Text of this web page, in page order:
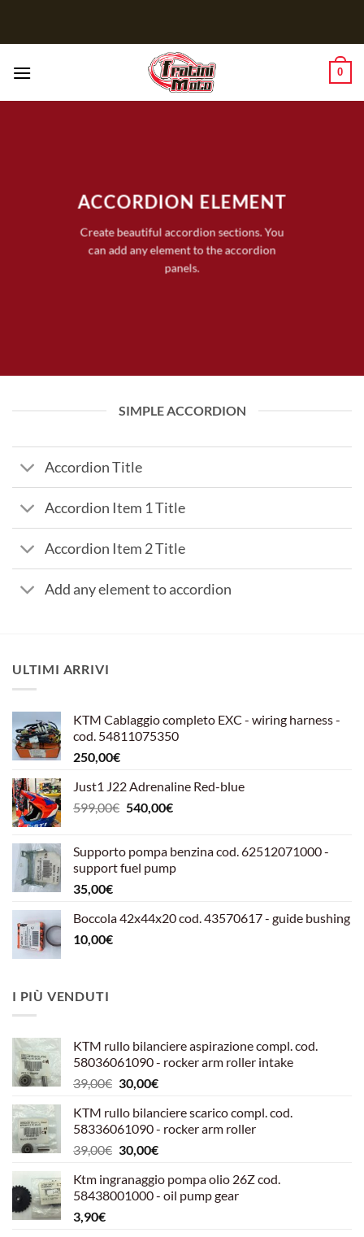
0
ACCORDION ELEMENT
Create beautiful accordion sections. You
can add any element to the accordion
panels.
SIMPLE ACCORDION
Accordion Title
Accordion Item 1 Title
Accordion Item 2 Title
Add any element to accordion
ULTIMI ARRIVI
KTM Cablaggio completo EXC - wiring harness -
cod. 54811075350
250,00€
Just1 J22 Adrenaline Red-blue
599,00€ Il
era:
599,00€.
540,00€Il
è:
540,00€.
Supporto pompa benzina cod. 62512071000 -
support fuel pump
35,00€
Boccola 42x44x20 cod. 43570617 - guide bushing
10,00€
I PIÙ VENDUTI
KTM rullo bilanciere aspirazione compl. cod.
58036061090 - rocker arm roller intake
39,00€ Il
originale
era:
39,00€.
30,00€Il
attuale
è:
30,00€.
KTM rullo bilanciere scarico compl. cod.
58336061090 - rocker arm roller
39,00€ Il
originale
era:
30,00€Il
attuale
è:
Ktm ingranaggio pompa olio 26Z cod.
58438001000 - oil pump gear
3,90€